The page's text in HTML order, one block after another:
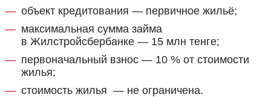
объект кредитования — первичное жильё;
максимальная сумма займа
в Жилстройсбербанке — 15 млн тенге;
первоначальный взнос — 10 % от стоимости
жилья;
стоимость жилья — не ограничена.